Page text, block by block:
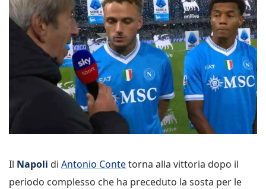
Il Napoli di Antonio Contetorna alla vittoria dopo il
periodo complesso che ha preceduto la sosta per le